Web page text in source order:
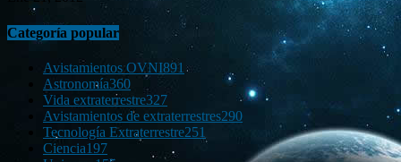
Categoría popular
Avistamientos OVNI891
Astronomía360
Vida extraterrestre327
Avistamientos de extraterrestres290
Tecnología Extraterrestre251
Ciencia197